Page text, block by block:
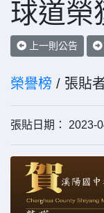
球道榮
上一則公告
榮譽榜 / 張貼
張貼日期： 2023-